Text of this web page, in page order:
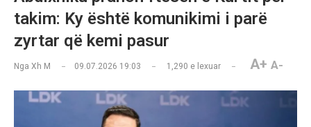
takim: Ky është komunikimi i parë
zyrtar që kemi pasur
Nga Xh M 09.07.2026 19:03 1,290 e lexuar A+ A-